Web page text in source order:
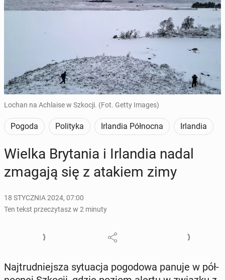
Lochan na Achlaise w Szkocji. (Fot. Getty Images)
Pogoda Polityka Irlandia Północna Irlandia
Wielka Bry­ta­nia i Ir­lan­dia nadal
zmagają się z atakiem zimy
18 STYCZNIA 2024, 07:00
Ten tekst przeczytasz w 2 minuty
Naj­trud­niej­sza sy­tu­acja po­go­do­wa panuje w pół­